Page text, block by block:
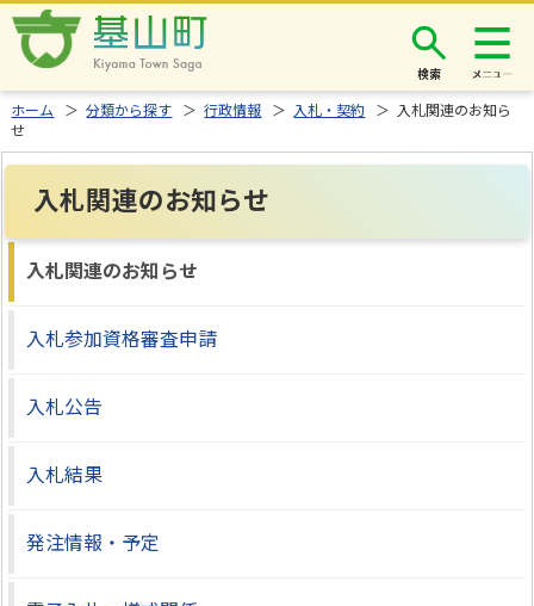
検索
ホーム ＞分類から探す ＞行政情報 ＞ 入札・契約 ＞ 入札関連のお知ら
せ
入札関連のお知らせ
入札関連のお知らせ
入札参加資格審査申請
入札公告
入札結果
発注情報・予定